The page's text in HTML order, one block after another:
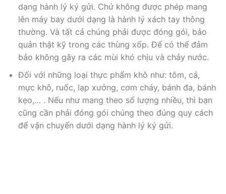
dạng hành lý ký gửi. Chứ không được phép mang
lên máy bay dưới dạng là hành lý xách tay thông
thường. Và tất cả chúng phải được đóng gói, bảo
quản thật kỹ trong các thùng xốp. Để có thể đảm
bảo không gây ra các mùi khó chịu và chảy nước.
Đối với những loại thực phẩm khô như: tôm, cá,
mực khô, ruốc, lạp xưởng, cơm cháy, bánh đa, bánh
kẹo,… . Nếu như mang theo số lượng nhiều, thì bạn
cũng cần phải đóng gói chúng theo đúng quy cách
để vận chuyển dưới dạng hành lý ký gửi.